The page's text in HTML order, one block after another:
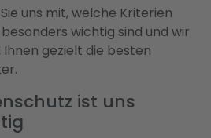
uns mit, welche Kriterien
besonders wichtig sind und wir
Ihnen gezielt die besten
ist uns